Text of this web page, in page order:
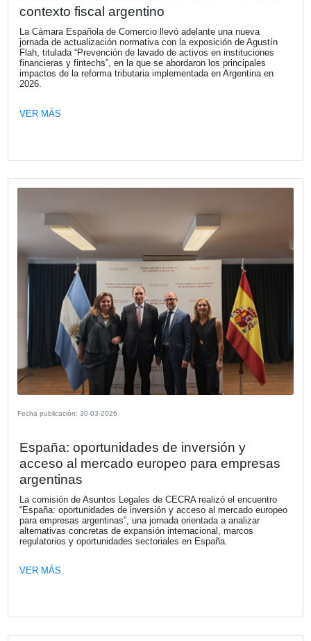
Fecha publicación: 29-04-2026
El nuevo mapa del trabajo: claves de
de Modernización Laboral Segundo
Encuentro
escenarios cambiantes”, con una conversación práctica
referentes de los equipos legales y de Recursos
VER MÁS